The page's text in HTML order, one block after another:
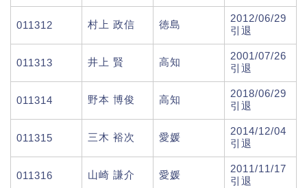
011312 村上 政信 徳島
2012/06/29
引退
011313 井上 賢 高知
2001/07/26
引退
011314 野本 博俊 高知
2018/06/29
引退
011315 三木 裕次 愛媛
2014/12/04
引退
011316 山崎 謙介 愛媛
2011/11/17
引退